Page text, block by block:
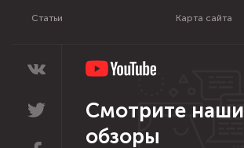
Статьи Карта сайта
Смотрите наши
обзоры